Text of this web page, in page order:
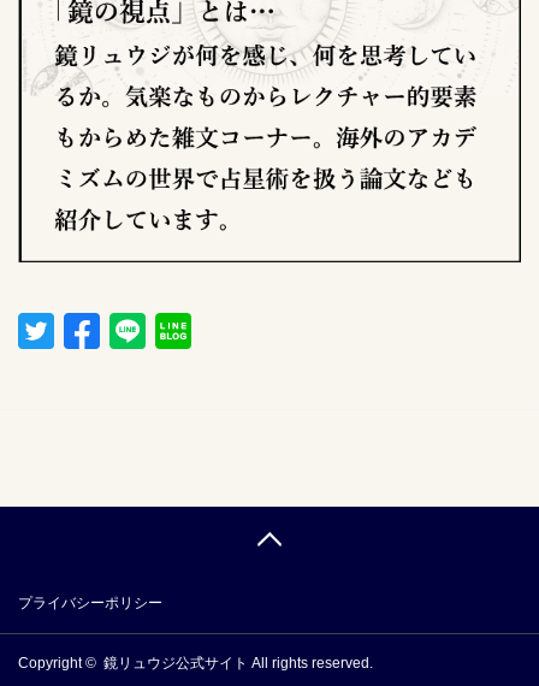
プライバシーポリシー
Copyright © 鏡リュウジ公式サイト All rights reserved.